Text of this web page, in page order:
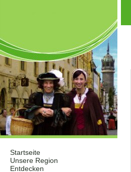
Startseite
Unsere Region
Entdecken